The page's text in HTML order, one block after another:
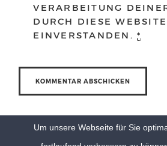
VERARBEITUNG
DURCH DIESE WEBSITE
EINVERSTANDEN.*
Um unsere Webseite für Sie